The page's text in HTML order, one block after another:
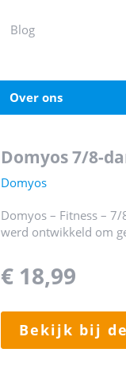
blog
over ons
domyos 7/8-
Domyos
Domyos – Fitness –
werd ontwikkeld om
€ 18,99
bekijk bij